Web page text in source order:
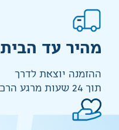
מהיר עד הבית
ההזמנה יוצאת לדרך
תוך 24 שעות מרגע הרכישה